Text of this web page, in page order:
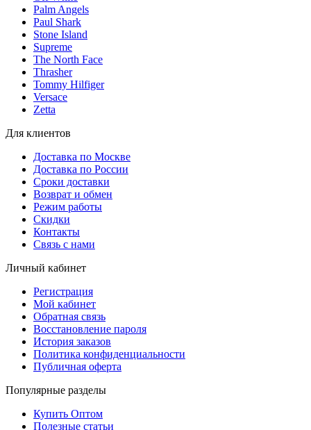
Palm Angels
Paul Shark
Stone Island
Supreme
The North Face
Thrasher
Tommy Hilfiger
Versace
Zetta
Для клиентов
Доставка по Москве
Доставка по России
Сроки доставки
Возврат и обмен
Режим работы
Скидки
Контакты
Связь с нами
Личный кабинет
Регистрация
Мой кабинет
Обратная связь
Восстановление пароля
История заказов
Политика конфиденциальности
Публичная оферта
Популярные разделы
Купить Оптом
Полезные статьи